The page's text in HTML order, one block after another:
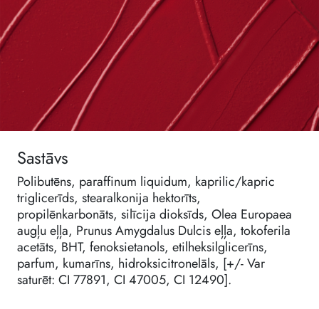
Sastāvs
Polibutēns, paraffinum liquidum, kaprilic/kapric
triglicerīds, stearalkonija hektorīts,
propilēnkarbonāts, silīcija dioksīds, Olea Europaea
augļu eļļa, Prunus Amygdalus Dulcis eļļa, tokoferila
acetāts, BHT, fenoksietanols, etilheksilglicerīns,
parfum, kumarīns, hidroksicitronelāls, [+/- Var
saturēt: CI 77891, CI 47005, CI 12490].